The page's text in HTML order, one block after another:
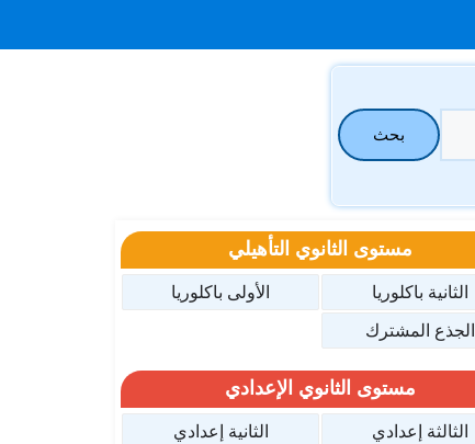
بحث
مستوى الثانوي التأهيلي
الثانية باكلوريا
الأولى باكلوريا
الجذع المشترك
مستوى الثانوي الإعدادي
الثالثة إعدادي
الثانية إعدادي